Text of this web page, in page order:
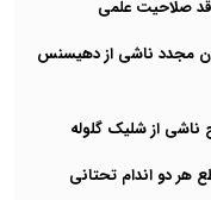
صلاحیت علمی
مجدد ناشی از دهیسنس
از شلیک گلوله
هر دو اندام تحتانی